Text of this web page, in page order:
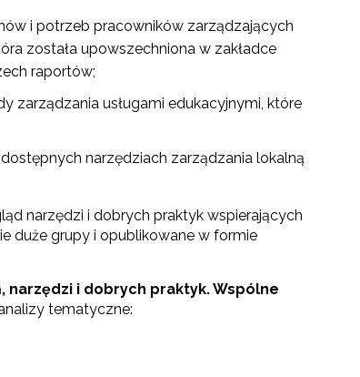
i potrzeb pracowników zarządzających
została upowszechniona w zakładce
raportów;
zarządzania usługami edukacyjnymi, które
narzędziach zarządzania lokalną
narzędzi i dobrych praktyk wspierających
duże grupy i opublikowane w formie
narzędzi i dobrych praktyk. Wspólne
tematyczne: